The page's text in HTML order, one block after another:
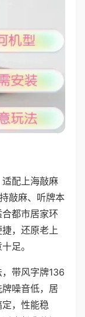
适配上海敲麻
敲麻、听牌本
都市居家环
，还原老上
足。
带风字牌136
噪音低，居
，性能稳